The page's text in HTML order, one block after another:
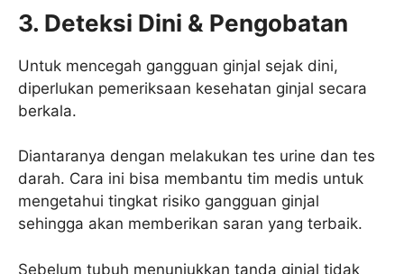
3. Deteksi Dini & Pengobatan
Untuk mencegah gangguan ginjal sejak dini,
diperlukan pemeriksaan kesehatan ginjal secara
berkala.
Diantaranya dengan melakukan tes urine dan tes
darah. Cara ini bisa membantu tim medis untuk
mengetahui tingkat risiko gangguan ginjal
sehingga akan memberikan saran yang terbaik.
Sebelum tubuh menunjukkan tanda ginjal tidak